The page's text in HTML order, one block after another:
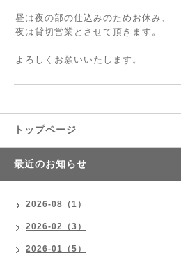
昼は夜の部の仕込みのためお休み、
夜は貸切営業とさせて頂きます。
よろしくお願いいたします。
トップページ
最近のお知らせ
2026-08（1）
2026-02（3）
2026-01（5）